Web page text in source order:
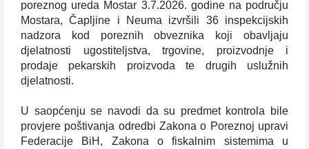
poreznog ureda Mostar 3.7.2026. godine na području
Mostara, Čapljine i Neuma izvršili 36 inspekcijskih
nadzora kod poreznih obveznika koji obavljaju
djelatnosti ugostiteljstva, trgovine, proizvodnje i
prodaje pekarskih proizvoda te drugih uslužnih
djelatnosti.
U saopćenju se navodi da su predmet kontrola bile
provjere poštivanja odredbi Zakona o Poreznoj upravi
Federacije BiH, Zakona o fiskalnim sistemima u